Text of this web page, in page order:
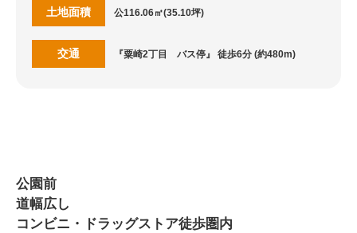
土地面積 公116.06㎡(35.10坪)
交通 『粟崎2丁目 バス停』 徒歩6分 (約480m)
公園前
道幅広し
コンビニ・ドラッグストア徒歩圏内